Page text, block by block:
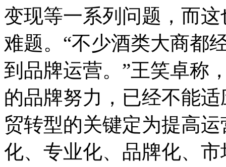
变现等一系列问题，而
难题。“不少酒类大商都
到品牌运营。”王笑卓称
的品牌努力，已经不能
贸转型的关键定为提高
化、专业化、品牌化、